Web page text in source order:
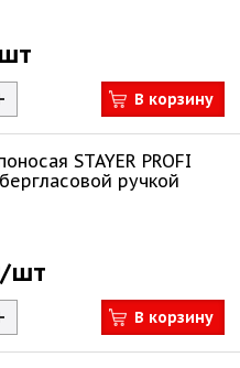
В корзину
STAYER PROFI
ручкой
/шт
В корзину